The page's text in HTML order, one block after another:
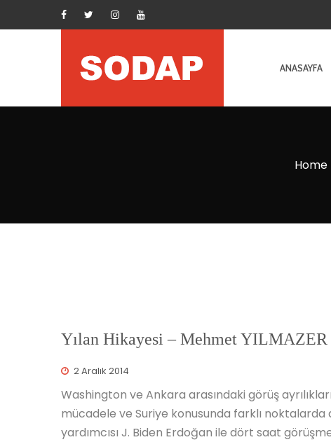
ANASAYFA
Home
Yılan Hikayesi – Mehmet YILMAZER
2 Aralık 2014
Washington ve Ankara arasındaki görüş
mücadele ve Suriye konusunda farklı
yardımcısı J. Biden Erdoğan ile dört saat